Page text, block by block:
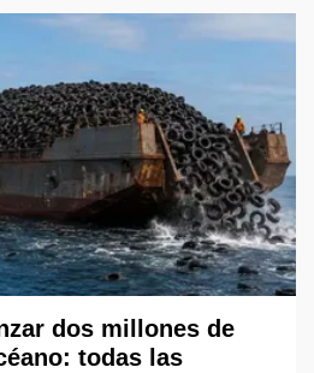
dos millones de
todas las